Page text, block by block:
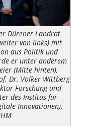
Dürener Landrat
von links) mit
aus Politik und
er unter anderem
(Mitte hinten),
Dr. Volker Wittberg
Forschung und
des Institus für
Innovationen).